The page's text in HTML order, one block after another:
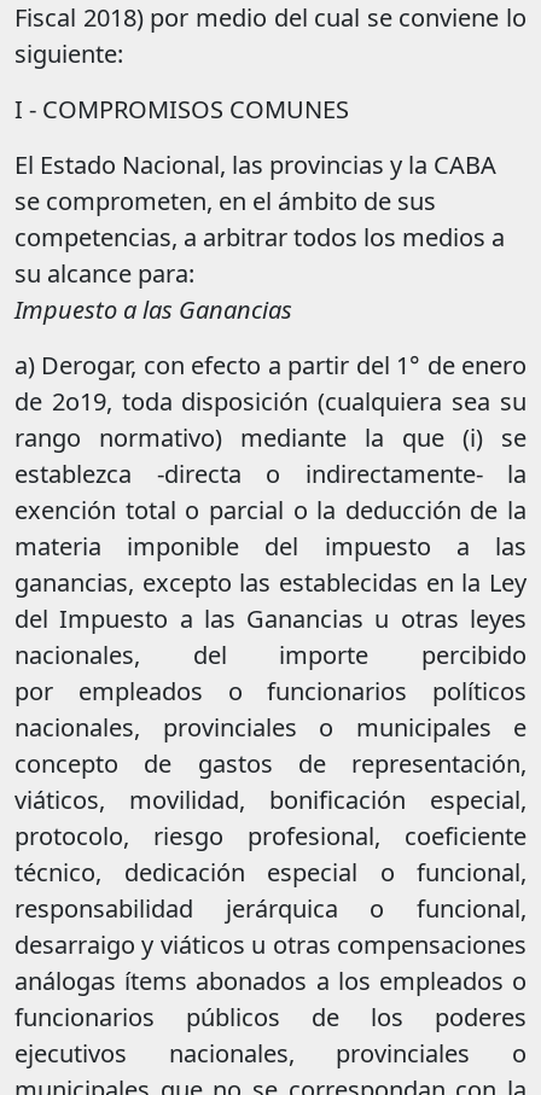
Fiscal 2018) por medio del cual se conviene lo
siguiente:
I - COMPROMISOS COMUNES
El Estado Nacional, las provincias y la CABA
se comprometen, en el ámbito de sus
competencias, a arbitrar todos los medios a
su alcance para:
Impuesto a las Ganancias
a) Derogar, con efecto a partir del 1° de enero
de 2o19, toda disposición (cualquiera sea su
rango normativo) mediante la que (i) se
establezca -directa o indirectamente- la
exención total o parcial o la deducción de la
materia imponible del impuesto a las
ganancias, excepto las establecidas en la Ley
del Impuesto a las Ganancias u otras leyes
nacionales, del importe percibido
por empleados o funcionarios políticos
nacionales, provinciales o municipales e
concepto de gastos de representación,
viáticos, movilidad, bonificación especial,
protocolo, riesgo profesional, coeficiente
técnico, dedicación especial o funcional,
responsabilidad jerárquica o funcional,
desarraigo y viáticos u otras compensaciones
análogas ítems abonados a los empleados o
funcionarios públicos de los poderes
ejecutivos nacionales, provinciales o